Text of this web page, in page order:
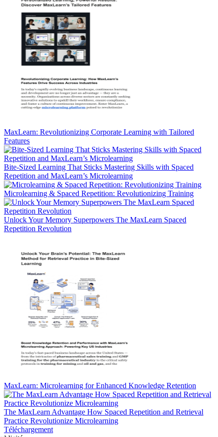
MaxLearn: Revolutionizing Corporate Learning with Tailored
Features
Bite-Sized Learning That Sticks Mastering Skills with Spaced
Repetition and MaxLearn’s Microlearning
Microlearning & Spaced Repetition: Revolutionizing Training
Unlock Your Memory Superpowers The MaxLearn Spaced
Repetition Revolution
MaxLearn: Microlearning for Enhanced Knowledge Retention
The MaxLearn Advantage How Spaced Repetition and Retrieval
Practice Revolutionize Microlearning
Téléchargement